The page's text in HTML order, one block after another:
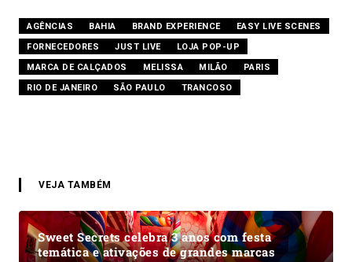
AGÊNCIAS BAHIA BRAND EXPERIENCE
EASY LIVE SCENES
FORNECEDORES
JUST LIVE
LOJA POP-UP
MARCA DE CALÇADOS
MELISSA MILÃO
PARIS
RIO DE JANEIRO
SÃO PAULO TRANCOSO
VEJA TAMBÉM
Sweet Secrets celebra 3 anos com festa
temática e ativações de grandes marcas